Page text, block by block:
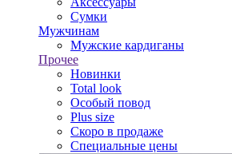
Сумки
Мужчинам
Мужские кардиганы
Прочее
Новинки
Total look
Особый повод
Plus size
Скоро в продаже
Специальные цены